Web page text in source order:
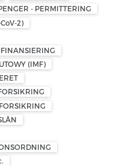
- PERMITTERING
2)
(IMF)